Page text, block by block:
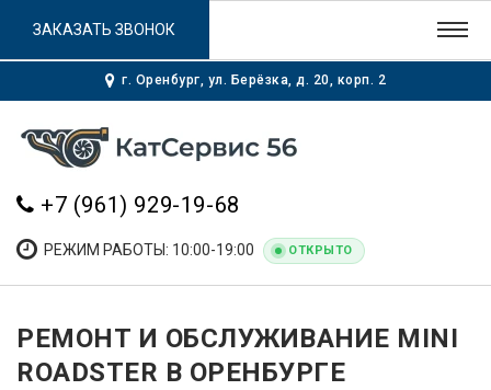
г. Оренбург, ул. Берёзка, д. 20, корп. 2
+7 (961) 929-19-68
РЕЖИМ РАБОТЫ: 10:00-19:00 ОТКРЫТО
ЗАКАЗАТЬ ЗВОНОК
РЕМОНТ И ОБСЛУЖИВАНИЕ MINI
ROADSTER В ОРЕНБУРГЕ